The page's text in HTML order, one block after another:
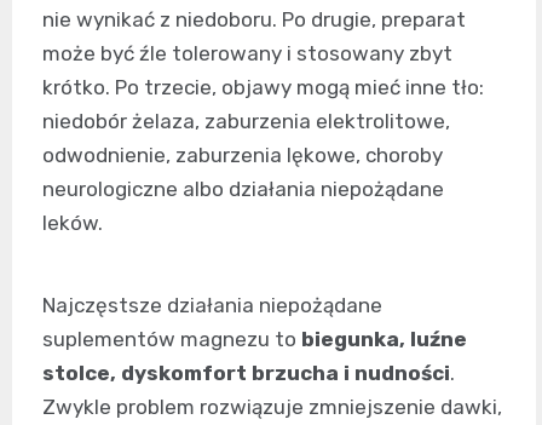
nie wynikać z niedoboru. Po drugie, preparat
może być źle tolerowany i stosowany zbyt
krótko. Po trzecie, objawy mogą mieć inne tło:
niedobór żelaza, zaburzenia elektrolitowe,
odwodnienie, zaburzenia lękowe, choroby
neurologiczne albo działania niepożądane
leków.
Najczęstsze działania niepożądane
suplementów magnezu to biegunka, luźne
stolce, dyskomfort brzucha i nudności.
Zwykle problem rozwiązuje zmniejszenie dawki,